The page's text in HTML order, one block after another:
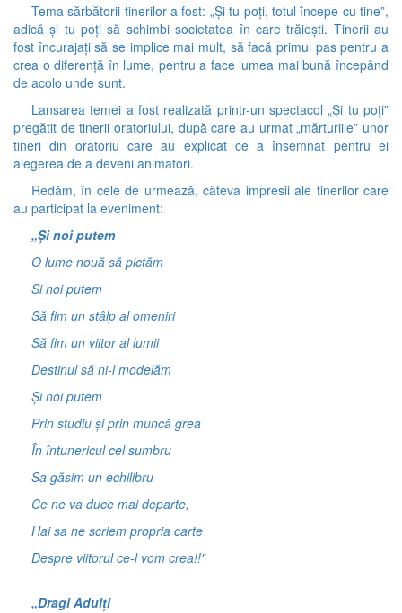
Tema sărbătorii tinerilor a fost: „Și tu poți, totul începe cu tine”,
adică și tu poți să schimbi societatea în care trăiești. Tinerii au
fost încurajați să se implice mai mult, să facă primul pas pentru a
crea o diferență în lume, pentru a face lumea mai bună începând
de acolo unde sunt.
Lansarea temei a fost realizată printr-un spectacol „Și tu poți”
pregătit de tinerii oratoriului, după care au urmat „mărturiile” unor
tineri din oratoriu care au explicat ce a însemnat pentru ei
alegerea de a deveni animatori.
Redăm, în cele de urmează, câteva impresii ale tinerilor care
au participat la eveniment:
„Și noi putem
O lume nouă să pictăm
Si noi putem
Să fim un stâlp al omeniri
Să fim un viitor al lumii
Destinul să ni-l modelăm
Și noi putem
Prin studiu și prin muncă grea
În întunericul cel sumbru
Sa găsim un echilibru
Ce ne va duce mai departe,
Hai sa ne scriem propria carte
Despre viitorul ce-l vom crea!!"
„Dragi Adulți